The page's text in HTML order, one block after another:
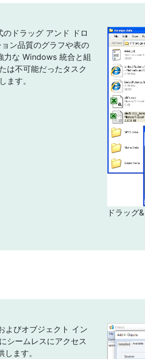
ドラッグ アンド ドロ
ン品質のグラフや表の
力な Windows 統合と組
は不可能だったタスク
ます。
ドラッグ
よびオブジェクト イン
シームレスにアクセス
ます。